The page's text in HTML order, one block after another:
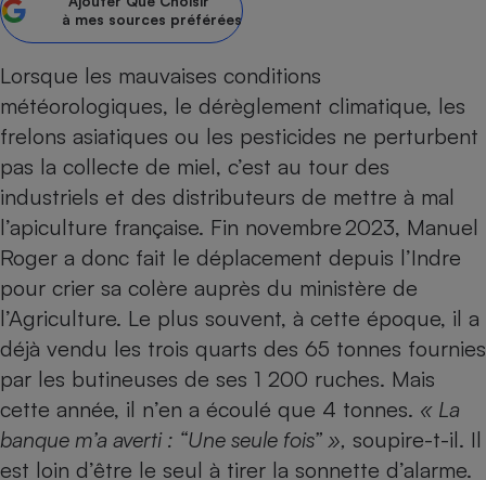
à mes sources préférées
Lorsque les mauvaises conditions
météorologiques, le dérèglement climatique, les
frelons asiatiques ou les pesticides ne perturbent
pas la collecte de miel, c’est au tour des
industriels et des distributeurs de mettre à mal
l’apiculture française. Fin novembre 2023, Manuel
Roger a donc fait le déplacement depuis l’Indre
pour crier sa colère auprès du ministère de
l’Agriculture. Le plus souvent, à cette époque, il a
déjà vendu les trois quarts des 65 tonnes fournies
par les butineuses de ses 1 200 ruches. Mais
cette année, il n’en a écoulé que 4 tonnes. « La
banque m’a averti : “Une seule fois” », soupire-t-il. Il
est loin d’être le seul à tirer la sonnette d’alarme.
bouteille
Assurance emprunteur
Banque
Lave-linge
Téléviseur
Matelas
Radiateur électrique
Antimoustique